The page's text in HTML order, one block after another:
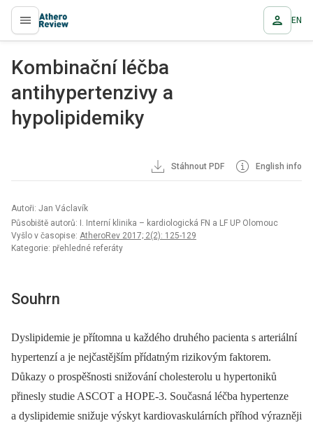
proLékaře.cz EN
Kombinační léčba
antihypertenzivy a
hypolipidemiky
Stáhnout PDF English info
Autoři: Jan Václavík
Působiště autorů: I. Interní klinika – kardiologická FN a LF UP Olomouc
Vyšlo v časopise: AtheroRev 2017; 2(2): 125-129
Kategorie: přehledné referáty
Souhrn
Dyslipidemie je přítomna u každého druhého pacienta s arteriální
hypertenzí a je nejčastějším přídatným rizikovým faktorem.
Důkazy o prospěšnosti snižování cholesterolu u hypertoniků
přinesly studie ASCOT a HOPE-3. Současná léčba hypertenze
a dyslipidemie snižuje výskyt kardiovaskulárních příhod výrazněji